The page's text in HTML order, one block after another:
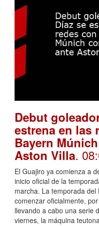
Debut
estrena en las
Bayern
Aston Villa.
El Guajiro ya comienza a
inicio oficial de la
marcha. La temporada
comenzar oficialmente,
llevando a cabo una serie
viernes, la máquina